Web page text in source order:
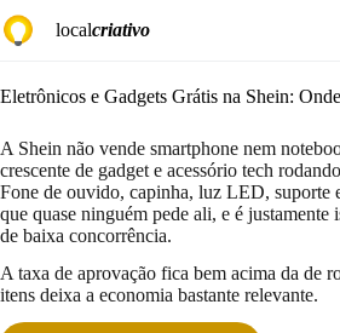
para
localcriativo
Eletrônicos e Gadgets Grátis na Shein:
A Shein não vende smartphone nem
crescente de gadget e acessório tech
Fone de ouvido, capinha, luz LED, suporte
que quase ninguém pede ali, e é
de baixa concorrência.
A taxa de aprovação fica bem acima da de
itens deixa a economia bastante relevante.